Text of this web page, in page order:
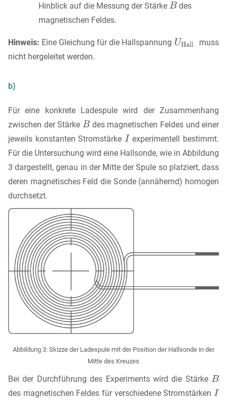
Hinblick auf die Messung der Stärke
des
magnetischen Feldes.
Hinweis: Eine Gleichung für die Hallspannung
muss
nicht hergeleitet werden.
b)
Für eine konkrete Ladespule wird der Zusammenhang
zwischen der Stärke
des magnetischen Feldes und einer
jeweils konstanten Stromstärke
experimentell bestimmt.
Für die Untersuchung wird eine Hallsonde, wie in Abbildung
3 dargestellt, genau in der Mitte der Spule so platziert, dass
deren magnetisches Feld die Sonde (annähernd) homogen
durchsetzt.
Abbildung 3: Skizze der Ladespule mit der Position der Hallsonde in der
Mitte des Kreuzes
Bei der Durchführung des Experiments wird die Stärke
des magnetischen Feldes für verschiedene Stromstärken